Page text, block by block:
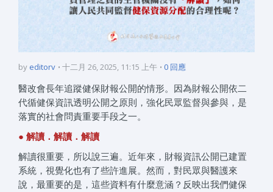
by editorv 十二月 26, 2025, 11:15 上午 0 回應
醫改會長年追蹤健保財報公開的情形。因為財報公開依二
代循健保資訊透明公開之原則，強化民眾監督與參與，是
落實的社會問責重要手段之一。
● 解讀．解讀．解讀
解讀很重要，所以說三遍。近年來，財報資訊公開已建置
系統，視覺化也有了些許進展。然而，對民眾與醫護來
說，最重要的是，這些資料有什麼意涵？反映出我們健保